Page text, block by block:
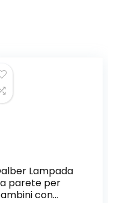
Lampada
parete per
con